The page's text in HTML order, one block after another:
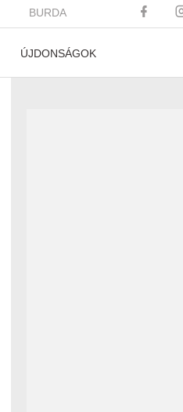
BURDA
ÚJDONSÁGOK